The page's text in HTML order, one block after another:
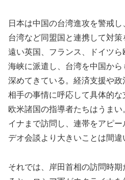
日本は中国の台湾進攻を警戒し
台湾など同盟国と連携して対
遠い英国、フランス、ドイツ
海峡に派遣し、台湾を中国か
深めてきている。経済支援や政
相手の事情に呼応して具体的
欧米諸国の指導者たちはうま
イナまで訪問し、連帯をアピ
デオ会談より大きいことは間違
それでは、岸田首相の訪問時期